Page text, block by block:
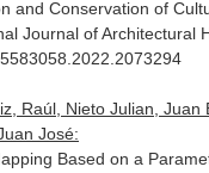
and Conservation of
Journal of Architectural
Raúl, Nieto Julian, Juan
José:
Based on a